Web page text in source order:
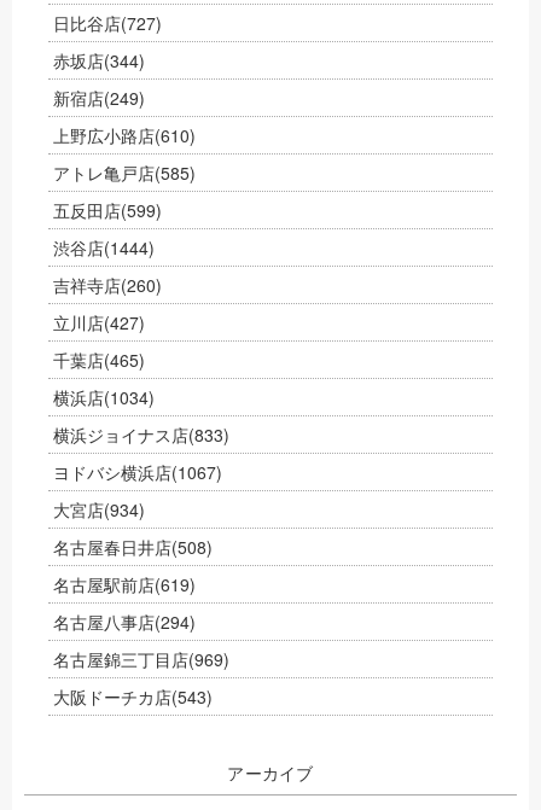
日比谷店(727)
赤坂店(344)
新宿店(249)
上野広小路店(610)
アトレ亀戸店(585)
五反田店(599)
渋谷店(1444)
吉祥寺店(260)
立川店(427)
千葉店(465)
横浜店(1034)
横浜ジョイナス店(833)
ヨドバシ横浜店(1067)
大宮店(934)
名古屋春日井店(508)
名古屋駅前店(619)
名古屋八事店(294)
名古屋錦三丁目店(969)
大阪ドーチカ店(543)
アーカイブ